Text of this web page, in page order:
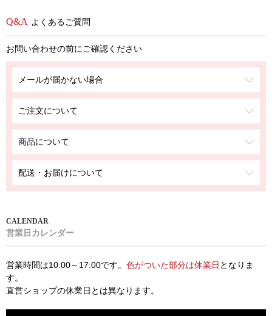
よくあるご質問
お問い合わせの前にご確認ください
メールが届かない場合
ご注文について
商品について
配送・お届けについて
営業日カレンダー
営業時間は10:00～17:00です。 色がついた部分は休業日 となりま
す。
直営ショップの休業日とは異なります。